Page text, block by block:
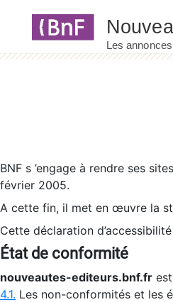
BNF s ’engage à rendre ses
février 2005.
A cette fin, il met en œuvre la
Cette déclaration
État de conformité
nouveautes-editeurs.bnf.fr
4.1. Les non-conformités et les